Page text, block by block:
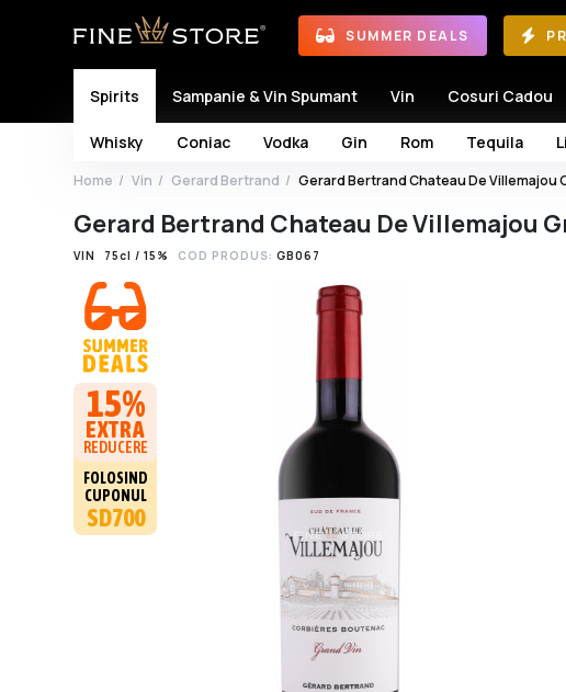
SUMMER DEALS
Spirits
Whisky Coniac Vodka Gin Rom Tequila
Sampanie & Vin Spumant Vin Cosuri Cadou
Home Vin Gerard Bertrand Gerard Bertrand Chateau De Villemajou
Gerard Bertrand Chateau De Villemajou
VIN 75cl / 15% COD PRODUS: GB067
15%
EXTRA
REDUCERE
FOLOSIND
CUPONUL
SD700